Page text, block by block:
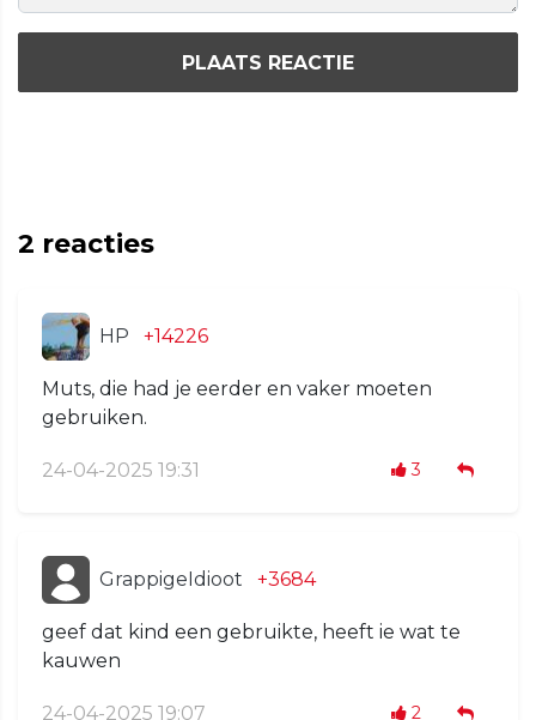
PLAATS REACTIE
2 reacties
HP +14226
Muts, die had je eerder en vaker moeten
gebruiken.
24-04-2025 19:31 3
GrappigeIdioot +3684
geef dat kind een gebruikte, heeft ie wat te
kauwen
24-04-2025 19:07 2